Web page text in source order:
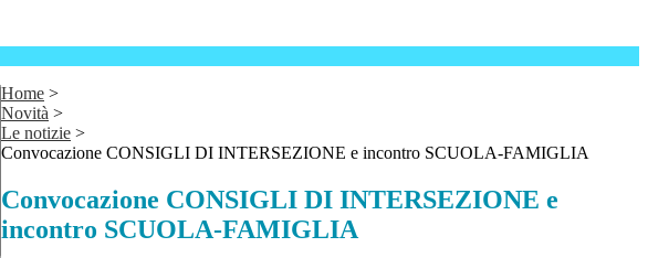
Home >
Novità >
Le notizie >
Convocazione CONSIGLI DI INTERSEZIONE e incontro SCUOLA-FAMIGLIA
Convocazione CONSIGLI DI INTERSEZIONE e
incontro SCUOLA-FAMIGLIA